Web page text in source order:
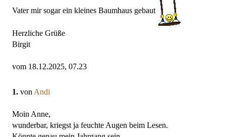
Vater mir sogar ein kleines Baumhaus gebaut
Herzliche Grüße
Birgit
vom 18.12.2025, 07.23
1. vonAndi
Moin Anne,
wunderbar, kriegst ja feuchte Augen beim Lesen.